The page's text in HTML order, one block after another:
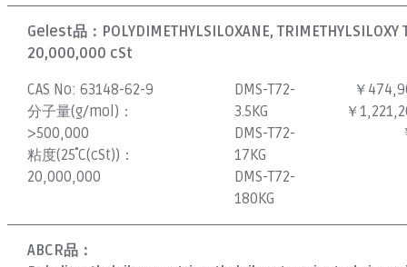
Gelest品： POLYDIMETHYLSILOXANE, TRIMETHYLSILOXY
20,000,000 cSt
CAS No:63148-62-9
分子量(g/mol)：
>500,000
粘度(25˚C(cSt))：
20,000,000
DMS-T72-
3.5KG
DMS-T72-
17KG
DMS-T72-
180KG
￥
￥
ABCR品：